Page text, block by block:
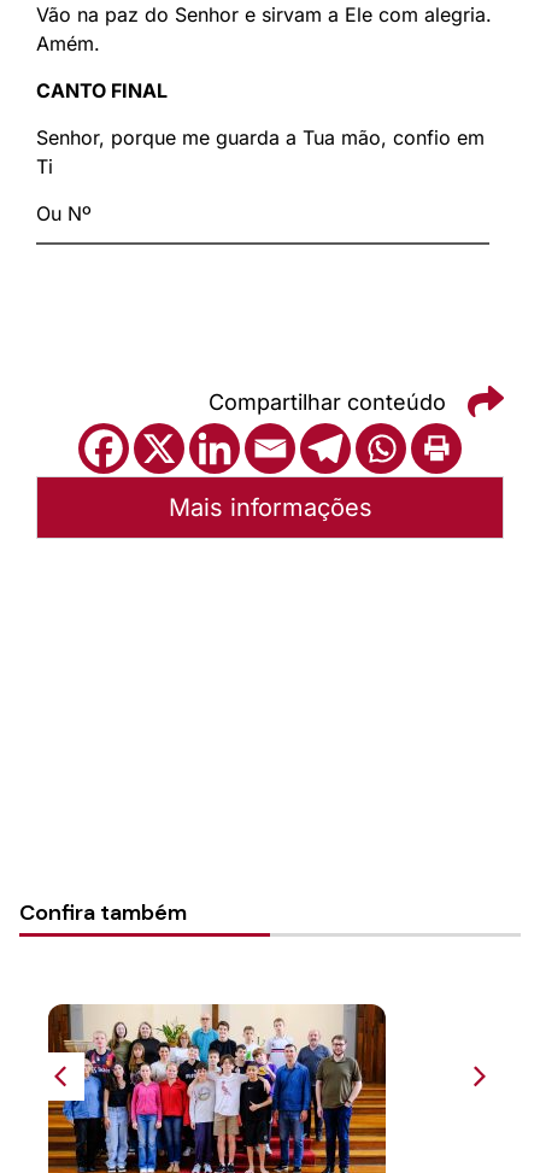
Vão na paz do Senhor e sirvam a Ele com alegria.
Amém.
CANTO FINAL
Senhor, porque me guarda a Tua mão, confio em
Ti
Ou Nº
———————————————————————–
Compartilhar conteúdo
Mais informações
Confira também